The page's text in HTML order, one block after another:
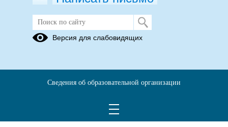
Версия для слабовидящих
Сведения об образовательной организации